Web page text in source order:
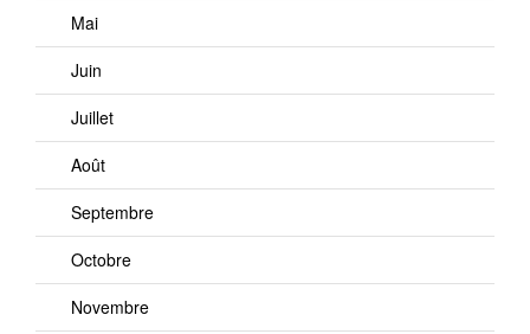
Mai
Juin
Juillet
Août
Septembre
Octobre
Novembre